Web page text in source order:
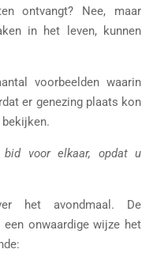
ontvangt? Nee, maar
in het leven, kunnen
voorbeelden waarin
er genezing plaats kon
voor elkaar, opdat u
het avondmaal. De
onwaardige wijze het